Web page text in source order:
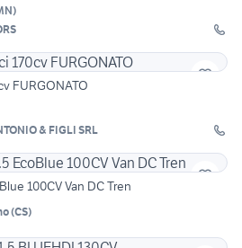
)
FURGONATO
& FIGLI SRL
100CV Van DC Tren
(CS)